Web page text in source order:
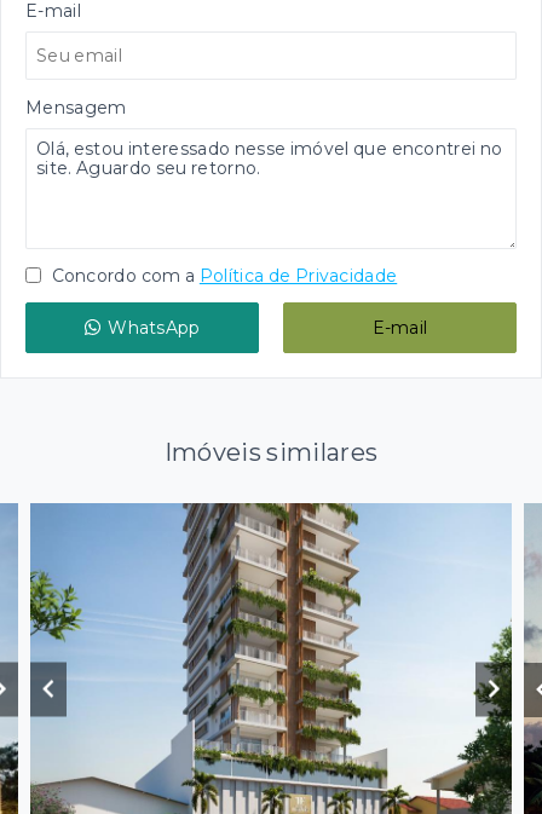
E-mail
Mensagem
Concordo com a Política de Privacidade
WhatsApp E-mail
Imóveis similares